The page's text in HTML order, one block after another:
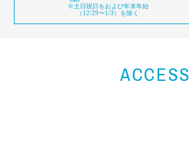
※土日祝日をおよび年末年始
（12/29〜1/3）を除く
ACCESS